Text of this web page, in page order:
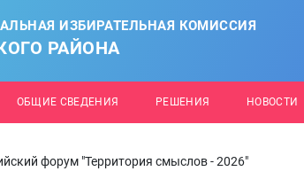
ИЗБИРАТЕЛЬНАЯ КОМИССИЯ
РАЙОНА
ОБЩИЕ СВЕДЕНИЯ РЕШЕНИЯ НОВОСТИ
форум "Территория смыслов - 2026"